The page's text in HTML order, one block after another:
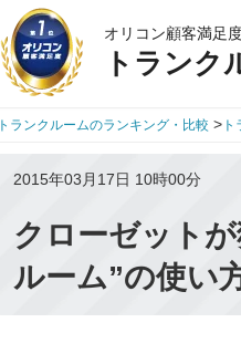
オリコン顧客満足
トランク
トランクルームのランキング・比較 >
2015年03月17日 10時00分
クローゼット
ルーム”の使い